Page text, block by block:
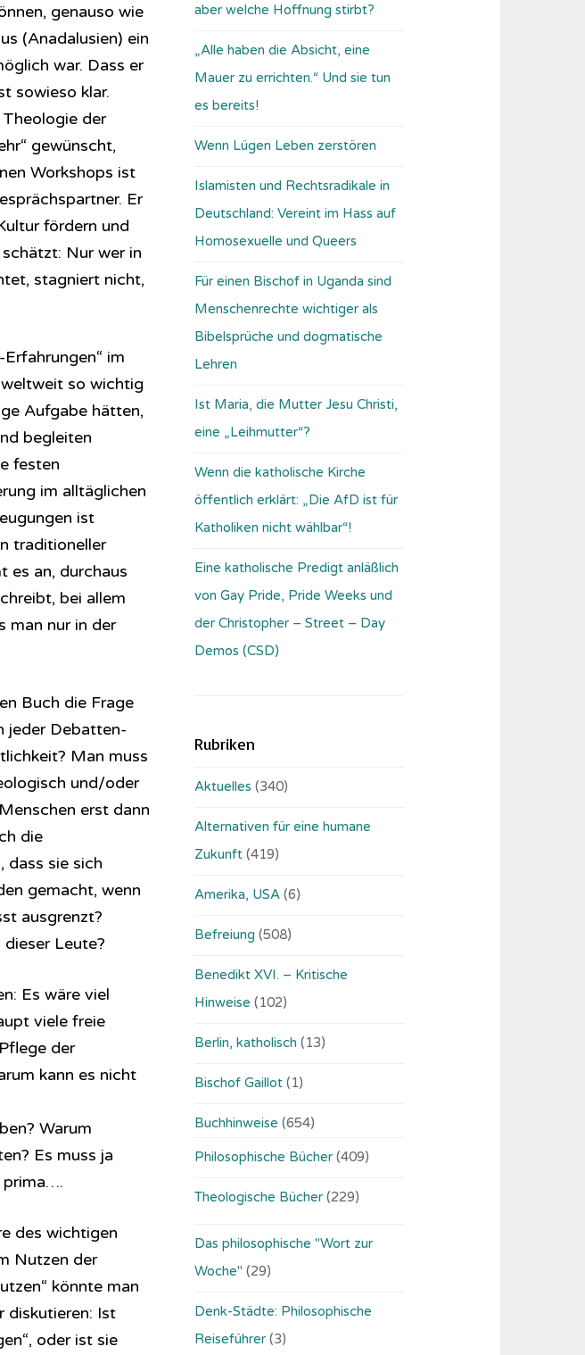
genauso wie
(Anadalusien) ein
war. Dass er
sowieso klar.
der
gewünscht,
Workshops ist
Er
fördern und
Nur wer in
stagniert nicht,
im
so wichtig
Aufgabe hätten,
begleiten
festen
im alltäglichen
ist
traditioneller
es an, durchaus
bei allem
man nur in der
Buch die Frage
jeder Debatten-
Man muss
und/oder
erst dann
die
dass sie sich
gemacht, wenn
ausgrenzt?
Leute?
Es wäre viel
viele freie
der
kann es nicht
Warum
Es muss ja
prima….
des wichtigen
Nutzen der
könnte man
diskutieren: Ist
oder ist sie
aber welche Hoffnung stirbt?
„Alle haben die Absicht, eine
Mauer zu errichten.“ Und sie tun
es bereits!
Wenn Lügen Leben zerstören
Islamisten und Rechtsradikale in
Deutschland: Vereint im Hass auf
Homosexuelle und Queers
Für einen Bischof in Uganda sind
Menschenrechte wichtiger als
Bibelsprüche und dogmatische
Lehren
Ist Maria, die Mutter Jesu Christi,
eine „Leihmutter“?
Wenn die katholische Kirche
öffentlich erklärt: „Die AfD ist für
Katholiken nicht wählbar“!
Eine katholische Predigt anläßlich
von Gay Pride, Pride Weeks und
der Christopher – Street – Day
Demos (CSD)
Rubriken
Aktuelles (340)
Alternativen für eine humane
Zukunft (419)
Amerika, USA (6)
Befreiung (508)
Benedikt XVI. – Kritische
Hinweise (102)
Berlin, katholisch (13)
Bischof Gaillot (1)
Buchhinweise (654)
Philosophische Bücher (409)
Theologische Bücher (229)
Das philosophische "Wort zur
Woche" (29)
Denk-Städte: Philosophische
Reiseführer (3)